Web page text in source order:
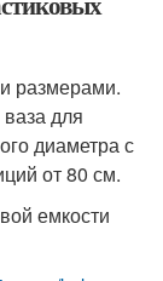
размерами.
для
диаметра с
от 80 см.
емкости